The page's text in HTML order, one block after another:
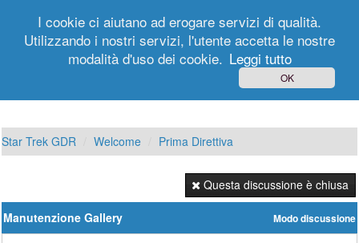
Registrati
Star Trek GDR Welcome Prima Direttiva
Questa discussione è chiusa
Modo discussione
Manutenzione Gallery
I cookie ci aiutano ad erogare servizi di qualità.
Utilizzando i nostri servizi, l'utente accetta le nostre
modalità d'uso dei cookie. Leggi tutto
OK